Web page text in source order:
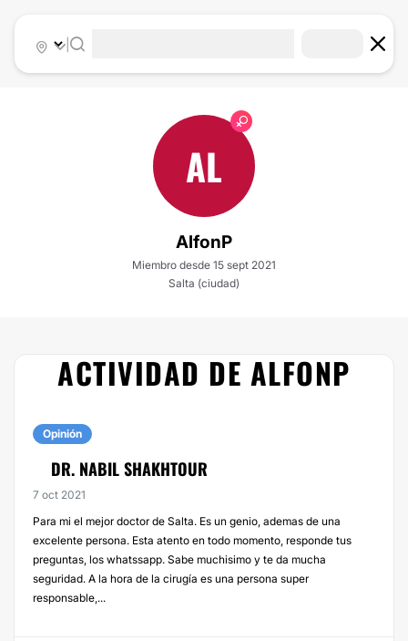
|
AL
AlfonP
Miembro desde 15 sept 2021
Salta (ciudad)
ACTIVIDAD DE ALFONP
Opinión
DR. NABIL SHAKHTOUR
7 oct 2021
Para mi el mejor doctor de Salta. Es un genio, ademas de una
excelente persona. Esta atento en todo momento, responde tus
preguntas, los whatssapp. Sabe muchisimo y te da mucha
seguridad. A la hora de la cirugía es una persona super
responsable,...